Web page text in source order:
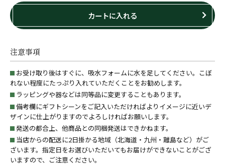
カートに入れる
注意事項
お受け取り後はすぐに、吸水フォームに水を足してください。こぼ
れない程度にたっぷり入れていただくことをお勧めします。
ラッピングや器などは同等品に変更することもあります。
備考欄にギフトシーンをご記入いただければよりイメージに近いデ
ザインに仕上がりますのでよろしければお願いします。
発送の都合上、他商品との同梱発送はできかねます。
当店からの配送に2日掛かる地域（北海道・九州・離島など）がご
ざいます。指定日をお選びいただいてもお届けができないことがござ
いますので、ご注意ください。